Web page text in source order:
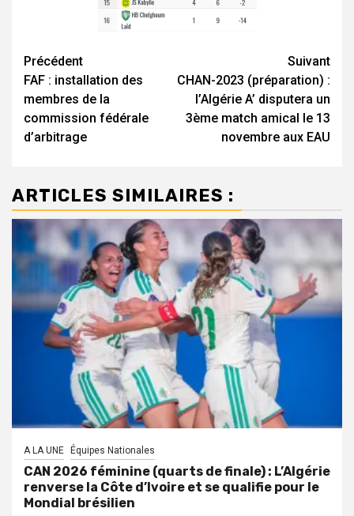
Navigation
d’article
Précédent
FAF : installation des
membres de la
commission fédérale
d’arbitrage
Suivant
CHAN-2023 (préparation) :
l’Algérie A’ disputera un
3ème match amical le 13
novembre aux EAU
ARTICLES SIMILAIRES :
A LA UNE Équipes Nationales
CAN 2026 féminine (quarts de finale) : L’Algérie
renverse la Côte d’Ivoire et se qualifie pour le
Mondial brésilien